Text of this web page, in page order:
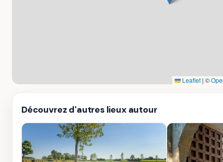
Leaflet | ©
Découvrez d'autres lieux autour